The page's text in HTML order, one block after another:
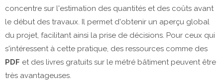
concentre sur l'estimation des quantités et des coûts avant
le début des travaux. Il permet d'obtenir un aperçu global
du projet, facilitant ainsi la prise de décisions. Pour ceux qui
s'intéressent à cette pratique, des ressources comme des
PDF et des livres gratuits sur le métré bâtiment peuvent être
très avantageuses.